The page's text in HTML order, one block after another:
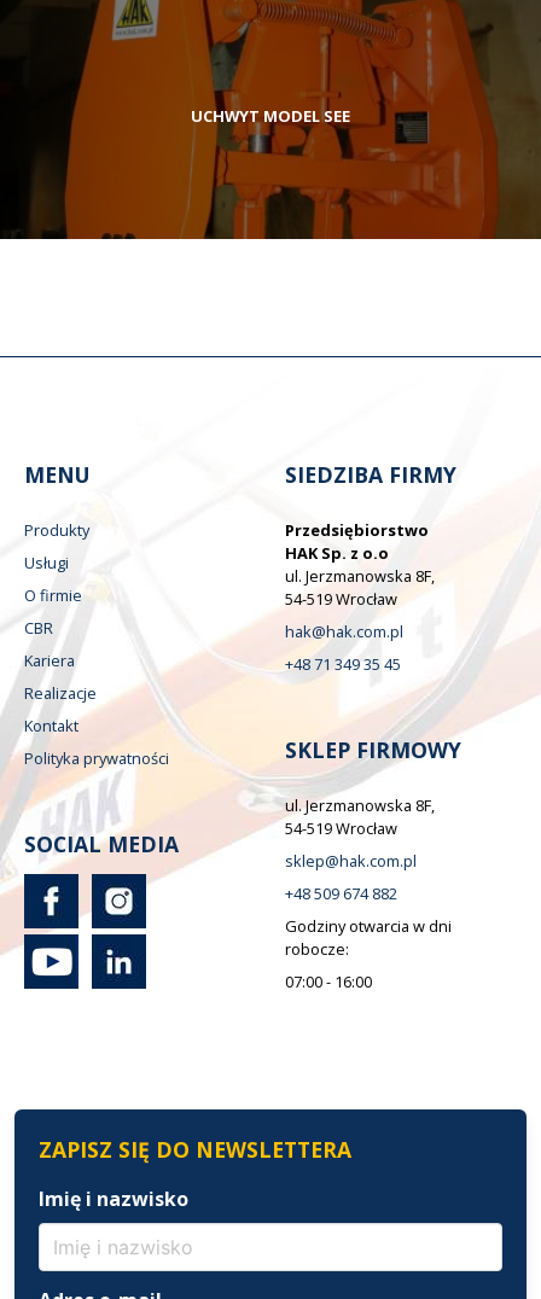
UCHWYT MODEL SEE
MENU
Produkty
Usługi
O firmie
CBR
Kariera
Realizacje
Kontakt
Polityka prywatności
SOCIAL MEDIA
SIEDZIBA FIRMY
Przedsiębiorstwo
HAK Sp. z o.o
ul. Jerzmanowska 8F,
54-519 Wrocław
hak@hak.com.pl
+48 71 349 35 45
SKLEP FIRMOWY
ul. Jerzmanowska 8F,
54-519 Wrocław
sklep@hak.com.pl
+48 509 674 882
Godziny otwarcia w dni
robocze:
07:00 - 16:00
ZAPISZ SIĘ DO NEWSLETTERA
Imię i nazwisko